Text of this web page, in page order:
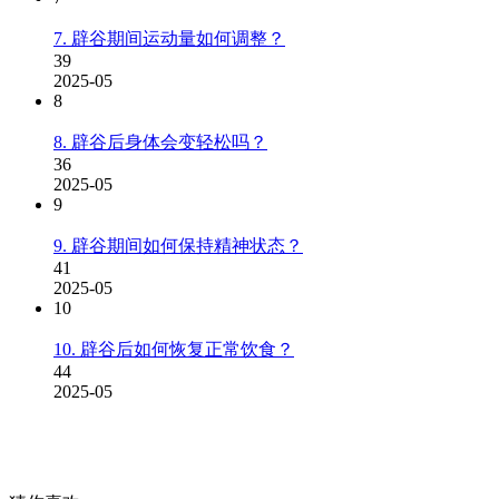
7. 辟谷期间运动量如何调整？
39
2025-05
8
8. 辟谷后身体会变轻松吗？
36
2025-05
9
9. 辟谷期间如何保持精神状态？
41
2025-05
10
10. 辟谷后如何恢复正常饮食？
44
2025-05